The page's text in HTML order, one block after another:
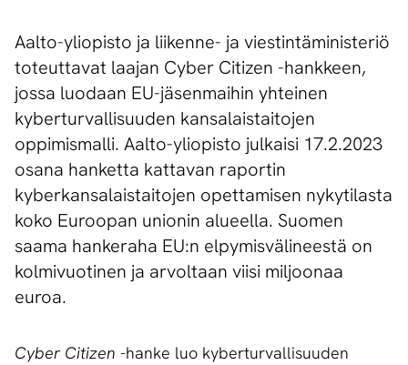
Aalto-yliopisto ja liikenne- ja viestintäministeriö
toteuttavat laajan Cyber Citizen -hankkeen,
jossa luodaan EU-jäsenmaihin yhteinen
kyberturvallisuuden kansalaistaitojen
oppimismalli. Aalto-yliopisto julkaisi 17.2.2023
osana hanketta kattavan raportin
kyberkansalaistaitojen opettamisen nykytilasta
koko Euroopan unionin alueella. Suomen
saama hankeraha EU:n elpymisvälineestä on
kolmivuotinen ja arvoltaan viisi miljoonaa
euroa.
Cyber Citizen -hanke luo kyberturvallisuuden